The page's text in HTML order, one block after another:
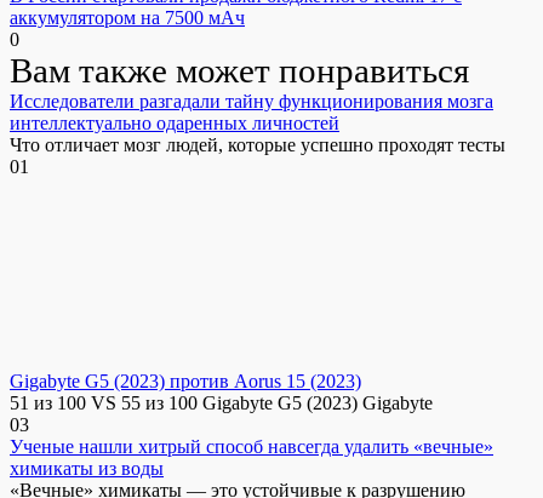
аккумулятором на 7500 мАч
0
Вам также может понравиться
Исследователи разгадали тайну функционирования мозга
интеллектуально одаренных личностей
Что отличает мозг людей, которые успешно проходят тесты
01
Gigabyte G5 (2023) против Aorus 15 (2023)
51 из 100 VS 55 из 100 Gigabyte G5 (2023) Gigabyte
03
Ученые нашли хитрый способ навсегда удалить «вечные»
химикаты из воды
«Вечные» химикаты — это устойчивые к разрушению